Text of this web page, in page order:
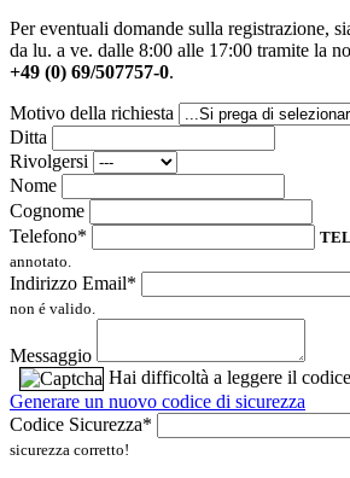
Per eventuali domande sulla registrazione,
da lu. a ve. dalle 8:00 alle 17:00 tramite la
+49 (0) 69/507757-0.
Motivo della richiesta
Ditta
Rivolgersi
Nome
Cognome
Telefono*
annotato.
Indirizzo Email*
non é valido.
Messaggio
Hai difficoltà a leggere il
Generare un nuovo codice di sicurezza
Codice Sicurezza*
sicurezza corretto!